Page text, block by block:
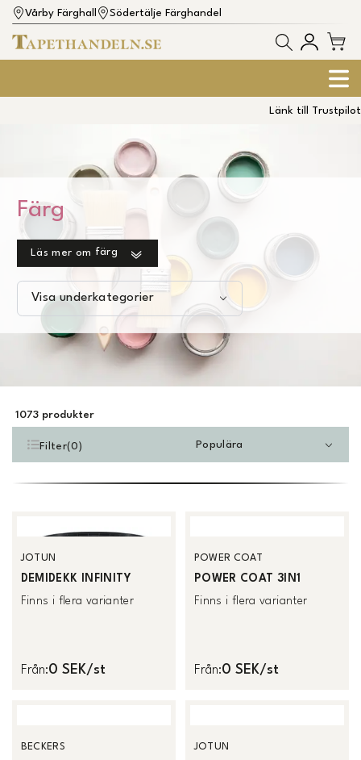
Vårby Färghall Södertälje Färghandel
Länk till Trustpilot
Färg
Läs mer om färg
Visa underkategorier
1073 produkter
Filter(0) Populära
JOTUN
DEMIDEKK INFINITY
Finns i flera varianter
Från:0 SEK/st
POWER COAT
POWER COAT 3IN1
Finns i flera varianter
Från:0 SEK/st
BECKERS JOTUN